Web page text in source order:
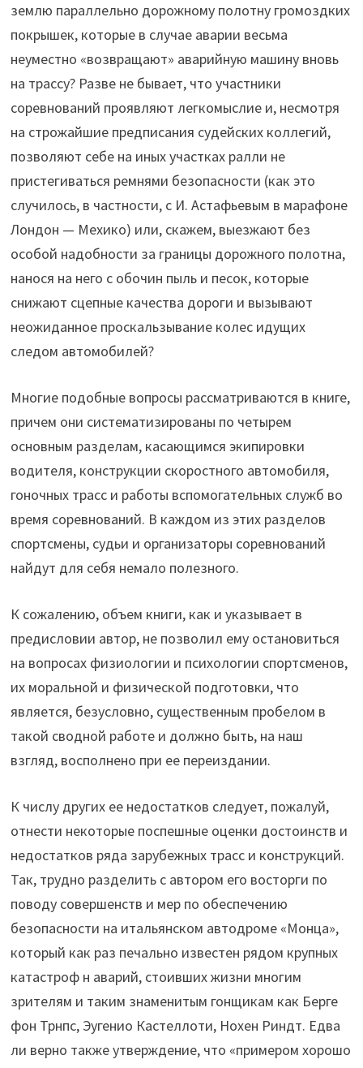
землю параллельно дорожному полотну громоздких
покрышек, которые в случае аварии весьма
неуместно «возвращают» аварийную машину вновь
на трассу? Разве не бывает, что участники
соревнований проявляют легкомыслие и, несмотря
на строжайшие предписания судейских коллегий,
позволяют себе на иных участках ралли не
пристегиваться ремнями безопасности (как это
случилось, в частности, с И. Астафьевым в марафоне
Лондон — Мехико) или, скажем, выезжают без
особой надобности за границы дорожного полотна,
нанося на него с обочин пыль и песок, которые
снижают сцепные качества дороги и вызывают
неожиданное проскальзывание колес идущих
следом автомобилей?
Многие подобные вопросы рассматриваются в книге,
причем они систематизированы по четырем
основным разделам, касающимся экипировки
водителя, конструкции скоростного автомобиля,
гоночных трасс и работы вспомогательных служб во
время соревнований. В каждом из этих разделов
спортсмены, судьи и организаторы соревнований
найдут для себя немало полезного.
К сожалению, объем книги, как и указывает в
предисловии автор, не позволил ему остановиться
на вопросах физиологии и психологии спортсменов,
их моральной и физической подготовки, что
является, безусловно, существенным пробелом в
такой сводной работе и должно быть, на наш
взгляд, восполнено при ее переиздании.
К числу других ее недостатков следует, пожалуй,
отнести некоторые поспешные оценки достоинств и
недостатков ряда зарубежных трасс и конструкций.
Так, трудно разделить с автором его восторги по
поводу совершенств и мер по обеспечению
безопасности на итальянском автодроме «Монца»,
который как раз печально известен рядом крупных
катастроф н аварий, стоивших жизни многим
зрителям и таким знаменитым гонщикам как Берге
фон Трнпс, Эугенио Кастеллоти, Нохен Риндт. Едва
ли верно также утверждение, что «примером хорошо